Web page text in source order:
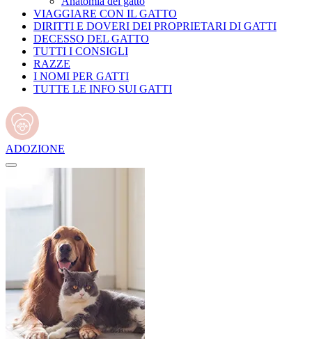
VIAGGIARE CON IL GATTO
DIRITTI E DOVERI DEI PROPRIETARI DI GATTI
DECESSO DEL GATTO
TUTTI I CONSIGLI
RAZZE
I NOMI PER GATTI
TUTTE LE INFO SUI GATTI
ADOZIONE